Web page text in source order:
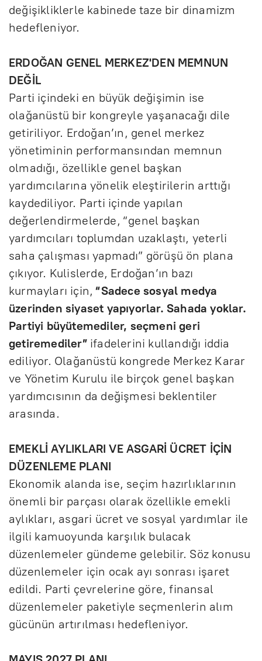
değişikliklerle kabinede taze bir dinamizm
hedefleniyor.
ERDOĞAN GENEL MERKEZ'DEN MEMNUN
DEĞİL
Parti içindeki en büyük değişimin ise
olağanüstü bir kongreyle yaşanacağı dile
getiriliyor. Erdoğan’ın, genel merkez
yönetiminin performansından memnun
olmadığı, özellikle genel başkan
yardımcılarına yönelik eleştirilerin arttığı
kaydediliyor. Parti içinde yapılan
değerlendirmelerde, “genel başkan
yardımcıları toplumdan uzaklaştı, yeterli
saha çalışması yapmadı” görüşü ön plana
çıkıyor. Kulislerde, Erdoğan’ın bazı
kurmayları için,“Sadece sosyal medya
üzerinden siyaset yapıyorlar. Sahada yoklar.
Partiyi büyütemediler, seçmeni geri
getiremediler”ifadelerini kullandığı iddia
ediliyor. Olağanüstü kongrede Merkez Karar
ve Yönetim Kurulu ile birçok genel başkan
yardımcısının da değişmesi beklentiler
arasında.
EMEKLİ AYLIKLARI VE ASGARİ ÜCRET İÇİN
DÜZENLEME PLANI
Ekonomik alanda ise, seçim hazırlıklarının
önemli bir parçası olarak özellikle emekli
aylıkları, asgari ücret ve sosyal yardımlar ile
ilgili kamuoyunda karşılık bulacak
düzenlemeler gündeme gelebilir. Söz konusu
düzenlemeler için ocak ayı sonrası işaret
edildi. Parti çevrelerine göre, finansal
düzenlemeler paketiyle seçmenlerin alım
gücünün artırılması hedefleniyor.